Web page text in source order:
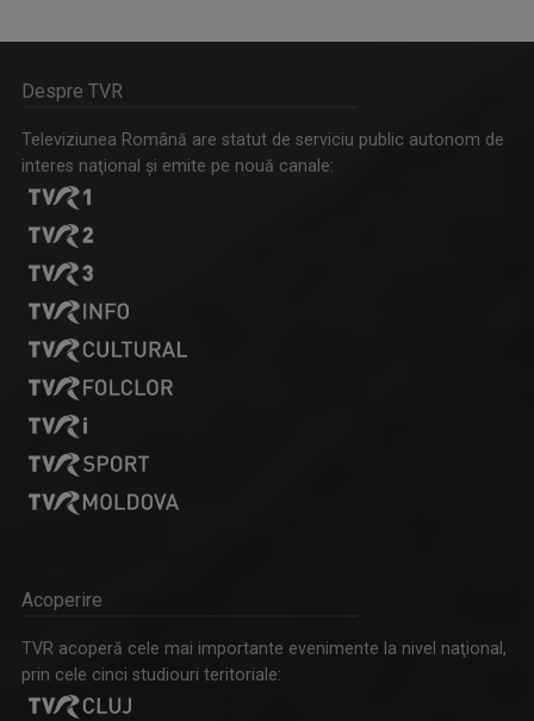
Despre TVR
Televiziunea Română are statut de serviciu public autonom de
interes naţional şi emite pe nouă canale:
Acoperire
TVR acoperă cele mai importante evenimente la nivel naţional,
prin cele cinci studiouri teritoriale: